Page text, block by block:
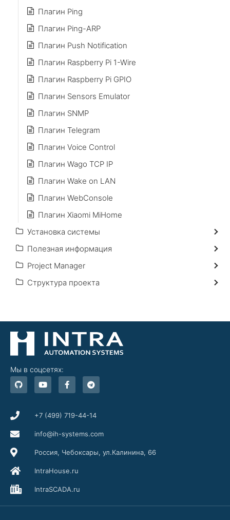
Плагин Ping
Плагин Ping-ARP
Плагин Push Notification
Плагин Raspberry Pi 1-Wire
Плагин Raspberry Pi GPIO
Плагин Sensors Emulator
Плагин SNMP
Плагин Telegram
Плагин Voice Control
Плагин Wago TCP IP
Плагин Wake on LAN
Плагин WebConsole
Плагин Xiaomi MiHome
Установка системы
Полезная информация
Project Manager
Структура проекта
Мы в соцсетях:
G
i
t
b
Y
o
u
b
F
a
c
o
k
-
T
e
l
r
m
+7 (499) 719-44-14
info@ih-systems.com
Россия, Чебоксары, ул.Калинина, 66
IntraHouse.ru
IntraSCADA.ru